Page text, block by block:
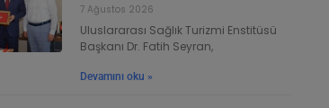
7 Ağustos 2026
Uluslararası Sağlık Turizmi Enstitüsü
Başkanı Dr. Fatih Seyran,
Devamını oku »